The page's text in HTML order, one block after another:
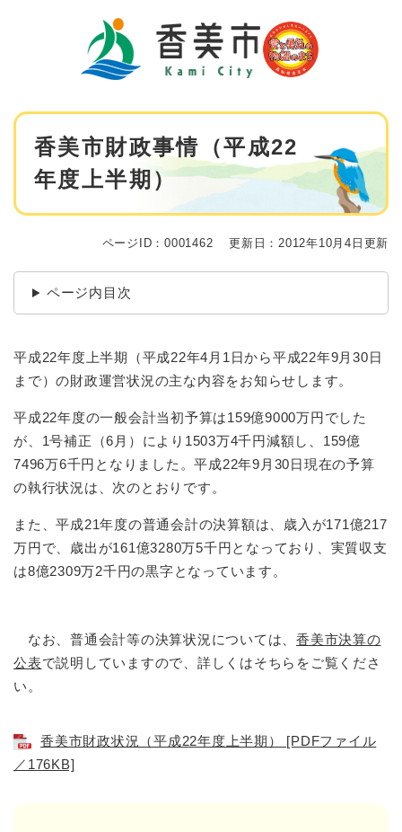
本
香美市財政事情（平成22
年度上半期）
ページID：0001462 更新日：2012年10月4日更新
ページ内目次
平成22年度上半期（平成22年4月1日から平成22年9月30日
まで）の財政運営状況の主な内容をお知らせします。
平成22年度の一般会計当初予算は159億9000万円でした
が、1号補正（6月）により1503万4千円減額し、159億
7496万6千円となりました。平成22年9月30日現在の予算
の執行状況は、次のとおりです。
また、平成21年度の普通会計の決算額は、歳入が171億217
万円で、歳出が161億3280万5千円となっており、実質収支
は8億2309万2千円の黒字となっています。
なお、普通会計等の決算状況については、 香美市決算の
公表で説明していますので、詳しくはそちらをご覧くださ
い。
香美市財政状況（平成22年度上半期） [PDFファイル
／176KB]